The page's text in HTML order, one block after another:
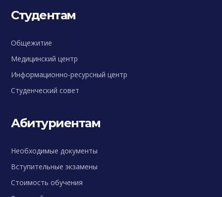
Студентам
Общежитие
Медицинский центр
Информационно-ресурсный центр
Студенческий совет
Абитуриентам
Необходимые документы
Вступительные экзамены
Стоимость обучения